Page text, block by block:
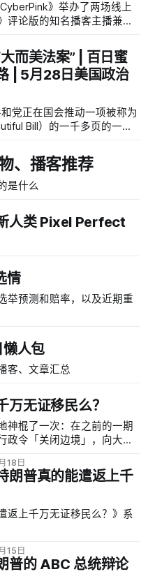
》举办了两场线上
评论版的知名播客主播兼专
门播客 Plain English 的主
而美法案” | 百日蜜
| 5月28日美国政治
党正在国会推动一项被称为
Bill）的一千多页的一揽
程永久化。
、播客推荐
是什么
人类 Pixel Perfect
情
举预测和赔率，以及近期重
人包
客、文章汇总
万无证移民么？
神棍了一次：在之前的一期
政令「关闭边境」，向大量
一些向自由派示好的政策来
18日
朗普真的能遣返上千
返上千万无证移民么？》系
15日
普的 ABC 总统辩论